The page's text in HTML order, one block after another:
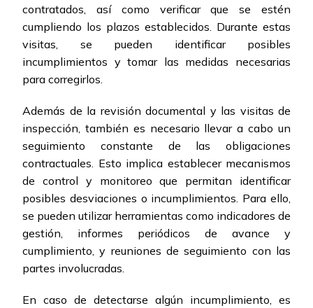
contratados, así como verificar que se estén
cumpliendo los plazos establecidos. Durante estas
visitas, se pueden identificar posibles
incumplimientos y tomar las medidas necesarias
para corregirlos.
Además de la revisión documental y las visitas de
inspección, también es necesario llevar a cabo un
seguimiento constante de las obligaciones
contractuales. Esto implica establecer mecanismos
de control y monitoreo que permitan identificar
posibles desviaciones o incumplimientos. Para ello,
se pueden utilizar herramientas como indicadores de
gestión, informes periódicos de avance y
cumplimiento, y reuniones de seguimiento con las
partes involucradas.
En caso de detectarse algún incumplimiento, es